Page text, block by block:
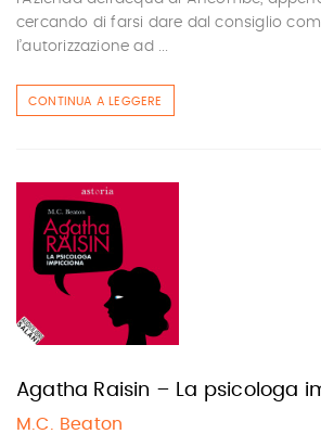
cercando di farsi dare dal consiglio
l’autorizzazione ad ...
CONTINUA A LEGGERE
Agatha Raisin – La psicologa
M.C. Beaton